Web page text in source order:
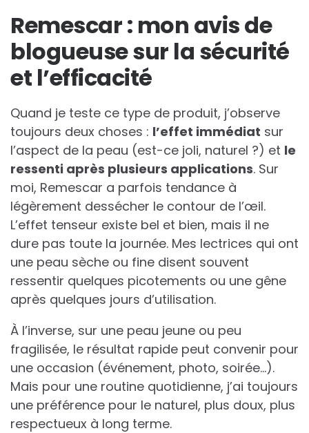
Remescar : mon avis de
blogueuse sur la sécurité
et l’efficacité
Quand je teste ce type de produit, j’observe
toujours deux choses : l’effet immédiat sur
l’aspect de la peau (est-ce joli, naturel ?) et le
ressenti après plusieurs applications. Sur
moi, Remescar a parfois tendance à
légèrement dessécher le contour de l’œil.
L’effet tenseur existe bel et bien, mais il ne
dure pas toute la journée. Mes lectrices qui ont
une peau sèche ou fine disent souvent
ressentir quelques picotements ou une gêne
après quelques jours d’utilisation.
À l’inverse, sur une peau jeune ou peu
fragilisée, le résultat rapide peut convenir pour
une occasion (événement, photo, soirée…).
Mais pour une routine quotidienne, j’ai toujours
une préférence pour le naturel, plus doux, plus
respectueux à long terme.